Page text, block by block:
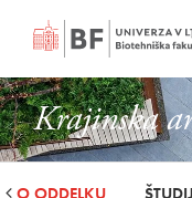
Krajinska
O ODDELKU ŠTUDIJ